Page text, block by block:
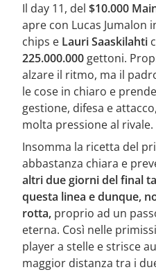
Il day 11, del $10.000
apre con Lucas Jumalon
chips e Lauri Saaskilahti
225.000.000 gettoni.
alzare il ritmo, ma il
le cose in chiaro e
gestione, difesa e
molta pressione al rivale.
Insomma la ricetta del
abbastanza chiara e
altri due giorni del final
questa linea e dunque,
rotta, proprio ad un
eterna. Così nelle
player a stelle e strisce
maggior distanza tra i